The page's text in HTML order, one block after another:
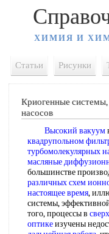
ХИМИЯ И
Статьи Рисунки
Криогенные
насосов
Высокий вакуум
квадрупольном
турбомолекулярных
масляные
большинстве
различныхсхем
настоящее время,
системы,
того, процессы в
оптикеизучены